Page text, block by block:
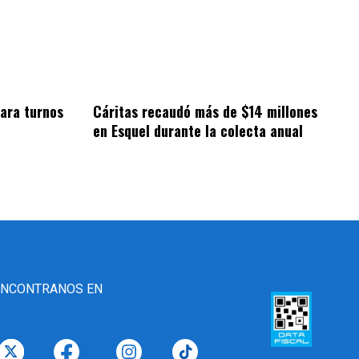
turnos
Cáritas recaudó más de $14 millones
en Esquel durante la colecta anual
EN